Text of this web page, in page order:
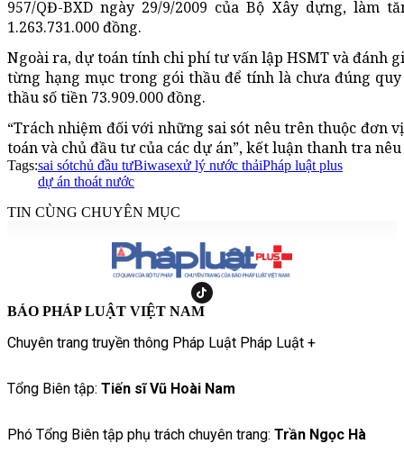
957/QĐ-BXD ngày 29/9/2009 của Bộ Xây dựng,
1.263.731.000 đồng.
Ngoài ra, dự toán tính chi phí tư vấn lập HSMT và đánh
từng hạng mục trong gói thầu để tính là chưa đúng
thầu số tiền 73.909.000 đồng.
“Trách nhiệm đối với những sai sót nêu trên thuộc đơn
toán và chủ đầu tư của các dự án”, kết luận thanh tra
Tags:sai sótchủ đầu tưBiwasexử lý nước thảiPháp luật plus
dự án thoát nước
TIN CÙNG CHUYÊN MỤC
BÁO PHÁP LUẬT VIỆT NAM
Chuyên trang truyền thông Pháp Luật Pháp Luật +
Tổng Biên tập: Tiến sĩ Vũ Hoài Nam
Phó Tổng Biên tập phụ trách chuyên trang: Trần Ngọc Hà